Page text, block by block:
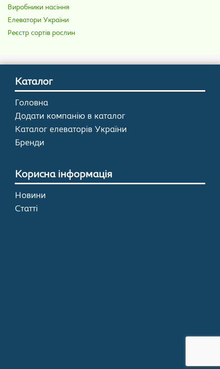
Виробники насіння
Елеватори України
Реєстр сортів рослин
Каталог
Головна
Додати компанію в каталог
Каталог елеваторів України
Бренди
Корисна інформація
Новини
Статті